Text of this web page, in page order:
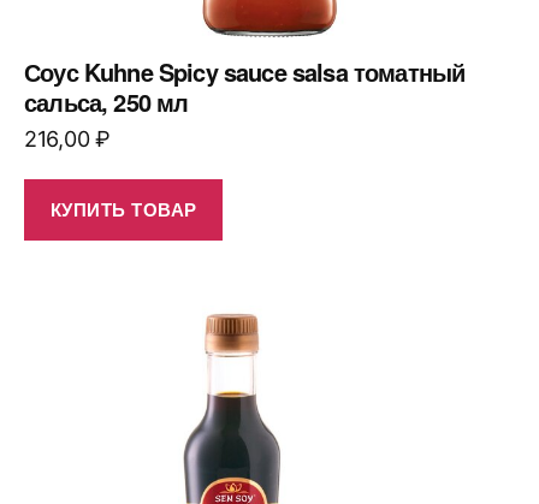
Соус Kuhne Spicy sauce salsa томатный
сальса, 250 мл
216,00₽
КУПИТЬ ТОВАР